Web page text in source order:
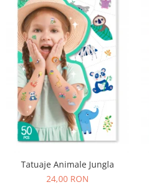
Jucarii dentitie
Jucarii Senzoriale
Teatru de papusi
Umbrele
Stilouri
Tempera și acuarele
Tatuaje Animale Jungla
24,00 RON